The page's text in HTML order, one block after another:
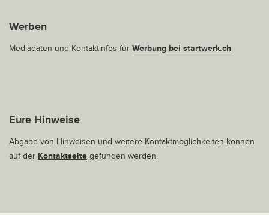
Werben
Mediadaten und Kontaktinfos für Werbung bei startwerk.ch
Eure Hinweise
Abgabe von Hinweisen und weitere Kontaktmöglichkeiten können
auf der Kontaktseite gefunden werden.